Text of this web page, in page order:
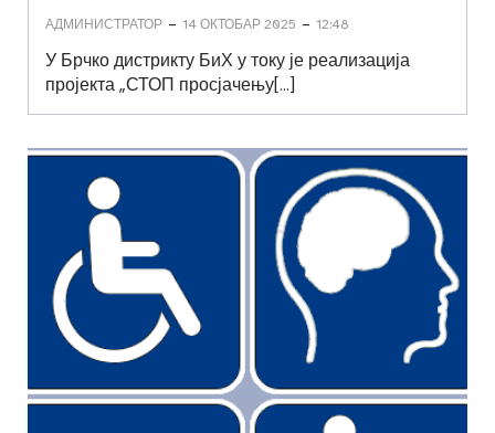
АДМИНИСТРАТОР - 14 ОКТОБАР 2025 - 12:48
У Брчко дистрикту БиХ у току је реализација
пројекта „СТОП просјачењу[…]